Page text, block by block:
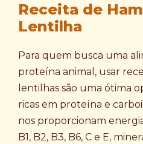
Receita de
Lentilha
Para quem busca uma
proteína animal, usar
lentilhas são uma ótima
ricas em proteína e
nos proporcionam
B1, B2, B3, B6, C e E,